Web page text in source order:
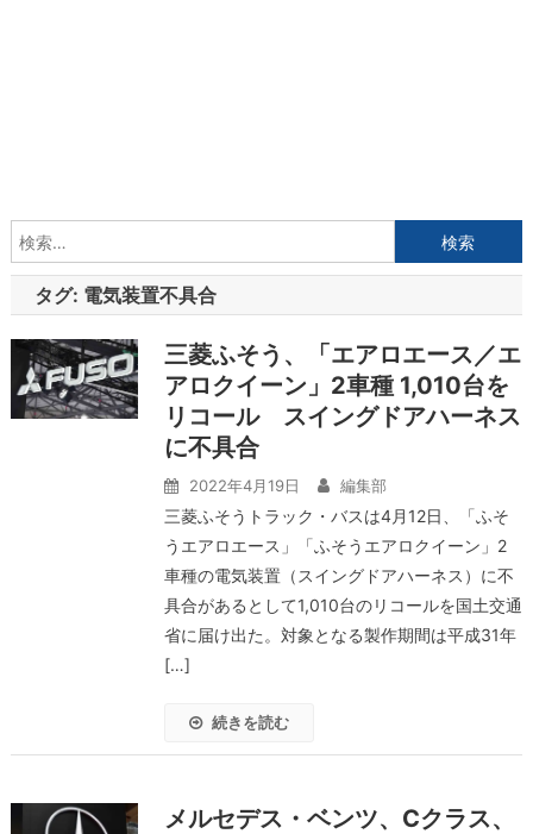
索:
タグ: 電気装置不具合
三菱ふそう、「エアロエース／エ
アロクイーン」2車種 1,010台を
リコール スイングドアハーネス
に不具合
2022年4月19日 編集部
三菱ふそうトラック・バスは4月12日、「ふそ
うエアロエース」「ふそうエアロクイーン」2
車種の電気装置（スイングドアハーネス）に不
具合があるとして1,010台のリコールを国土交通
省に届け出た。対象となる製作期間は平成31年
[…]
続きを読む
メルセデス・ベンツ、Cクラス、